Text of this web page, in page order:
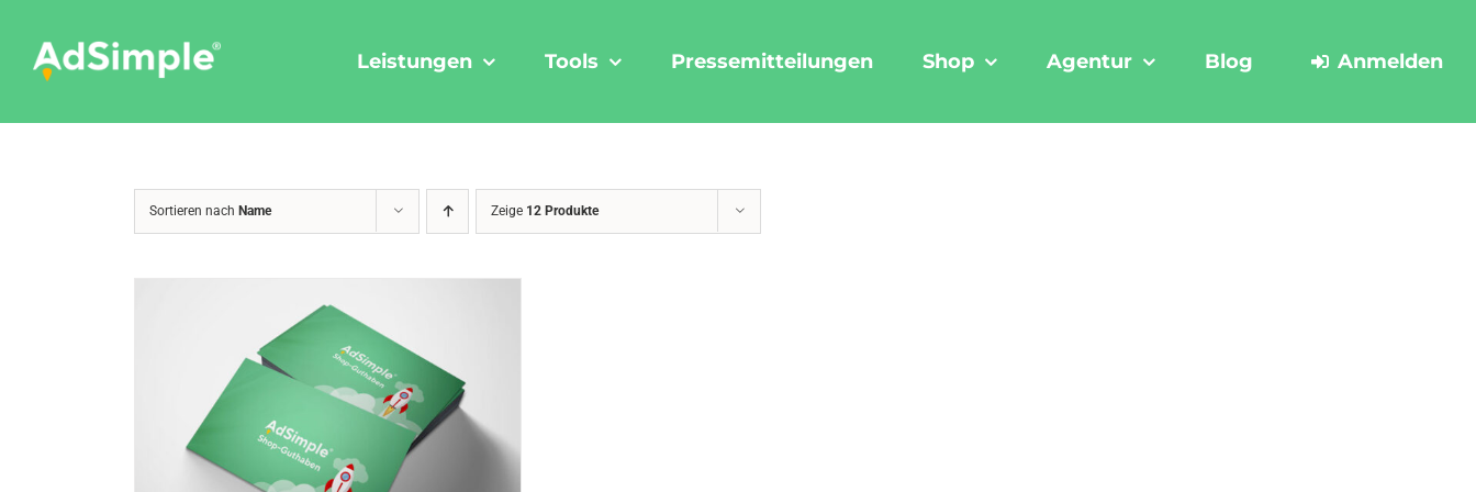
content
Leistungen Tools Pressemitteilungen Shop Agentur Blog Anmelden
Sortieren nach Name Zeige 12 Produkte